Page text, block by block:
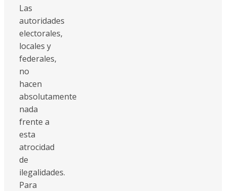
Las
autoridades
electorales,
locales y
federales,
no
hacen
absolutamente
nada
frente a
esta
atrocidad
de
ilegalidades.
Para